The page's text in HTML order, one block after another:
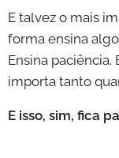
E talvez o mais
forma ensina
Ensina paciência.
importa tanto
E isso, sim, fica